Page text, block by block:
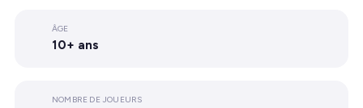
ÂGE
10+ ans
NOMBRE DE JOUEURS